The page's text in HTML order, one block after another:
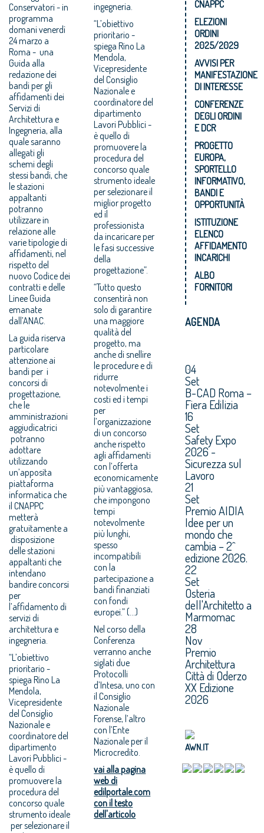
Conservatori - in
programma
domani venerdì
24 marzo a
Roma - una
Guida alla
redazione dei
bandi per gli
affidamenti dei
Servizi di
Architettura e
Ingegneria, alla
quale saranno
allegati gli
schemi degli
stessi bandi, che
le stazioni
appaltanti
potranno
utilizzare in
relazione alle
varie tipologie di
affidamenti, nel
rispetto del
nuovo Codice dei
contratti e delle
Linee Guida
emanate
dall’ANAC.
La guida riserva
particolare
attenzione ai
bandi per i
concorsi di
progettazione,
che le
amministrazioni
aggiudicatrici
potranno
adottare
utilizzando
un’apposita
piattaforma
informatica che
il CNAPPC
metterà
gratuitamente a
disposizione
delle stazioni
appaltanti che
intendano
bandire concorsi
per
l’affidamento di
servizi di
architettura e
ingegneria.
“L’obiettivo
prioritario -
spiega Rino La
Mendola,
Vicepresidente
del Consiglio
Nazionale e
coordinatore del
dipartimento
Lavori Pubblici -
è quello di
promuovere la
procedura del
concorso quale
strumento ideale
per selezionare il
ingegneria.
“L’obiettivo
prioritario -
spiega Rino La
Mendola,
Vicepresidente
del Consiglio
Nazionale e
coordinatore del
dipartimento
Lavori Pubblici -
è quello di
promuovere la
procedura del
concorso quale
strumento ideale
per selezionare il
miglior progetto
ed il
professionista
da incaricare per
le fasi successive
della
progettazione”.
“Tutto questo
consentirà non
solo di garantire
una maggiore
qualità del
progetto, ma
anche di snellire
le procedure e di
ridurre
notevolmente i
costi ed i tempi
per
l’organizzazione
di un concorso
anche rispetto
agli affidamenti
con l’offerta
economicamente
più vantaggiosa,
che impongono
tempi
notevolmente
più lunghi,
spesso
incompatibili
con la
partecipazione a
bandi finanziati
con fondi
europei.” (...)
Nel corso della
Conferenza
verranno anche
siglati due
Protocolli
d’Intesa, uno con
il Consiglio
Nazionale
Forense, l’altro
con l’Ente
Nazionale per il
Microcredito.
vai alla pagina
web di
edilportale.com
con il testo
dell'articolo
CNAPPC
ELEZIONI
ORDINI
2025/2029
AVVISI PER
MANIFESTAZIONE
DI INTERESSE
CONFERENZE
DEGLI ORDINI
E DCR
PROGETTO
EUROPA,
SPORTELLO
INFORMATIVO,
BANDI E
OPPORTUNITÀ
ISTITUZIONE
ELENCO
AFFIDAMENTO
INCARICHI
ALBO
FORNITORI
AGENDA
04
Set
B-CAD Roma –
Fiera Edilizia
16
Set
Safety Expo
2026 -
Sicurezza sul
Lavoro
21
Set
Premio AIDIA
Idee per un
mondo che
cambia – 2^
edizione 2026.
22
Set
Osteria
dell'Architetto a
Marmomac
28
Nov
Premio
Architettura
Città di Oderzo
XX Edizione
2026
AWN.IT